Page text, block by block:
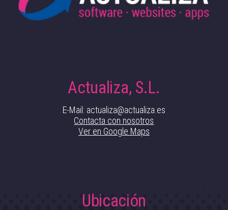
Actualiza, S.L.
E-Mail: actualiza@actualiza.es
Contacta con nosotros
Ver en Google Maps
Ubicación